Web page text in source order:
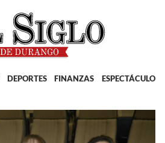
DEPORTES FINANZAS ESPECTÁCULOS